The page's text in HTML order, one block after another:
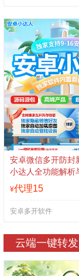
安卓微信多开防封
小达人全功能解析
道
¥代理15
安卓多开软件
云端一键转发